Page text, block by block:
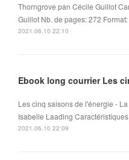
Thorngrove pan Cécile Guillot
Guillot Nb. de pages: 272
2021.06.10 22:10
Ebook long courrier Les
Les cinq saisons de l'énergie -
Isabelle Laading
2021.06.10 22:09